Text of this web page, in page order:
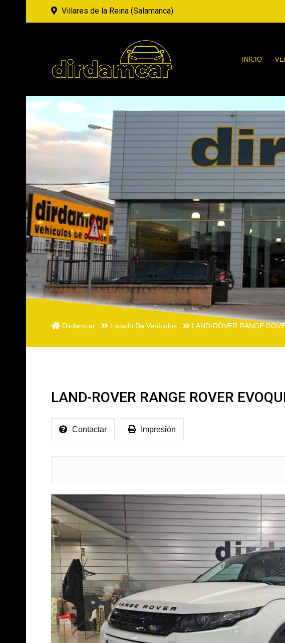
Villares de la Reina (Salamanca)
INICIO
Dirdamcar Listado De Vehículos LAND-ROVER RANGE
LAND-ROVER RANGE ROVER
Contactar Impresión